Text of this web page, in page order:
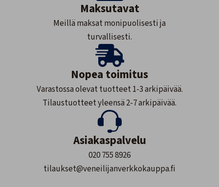
Maksutavat
Meillä maksat monipuolisesti ja
turvallisesti.
Nopea toimitus
Varastossa olevat tuotteet 1-3 arkipäivää.
Tilaustuotteet yleensä 2-7 arkipäivää.
Asiakaspalvelu
020 755 8926
tilaukset@veneilijanverkkokauppa.fi